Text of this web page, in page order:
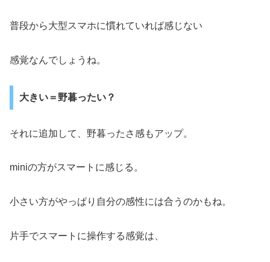
普段から大型スマホに慣れていれば感じない
感覚なんでしょうね。
大きい＝野暮ったい？
それに追加して、野暮ったさ感もアップ。
miniの方がスマートに感じる。
小さい方がやっぱり自分の感性には合うのかもね。
片手でスマートに操作する感覚は、